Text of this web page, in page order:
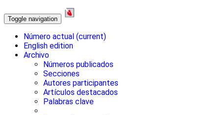
Toggle navigation
Número actual (current)
English edition
Archivo
Números publicados
Secciones
Autores participantes
Artículos destacados
Palabras clave